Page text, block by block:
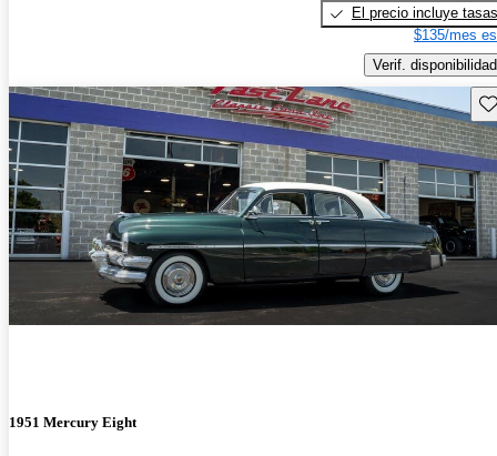
El precio incluye tasas
$135/mes
Verif. disponibilidad
1951 Mercury Eight